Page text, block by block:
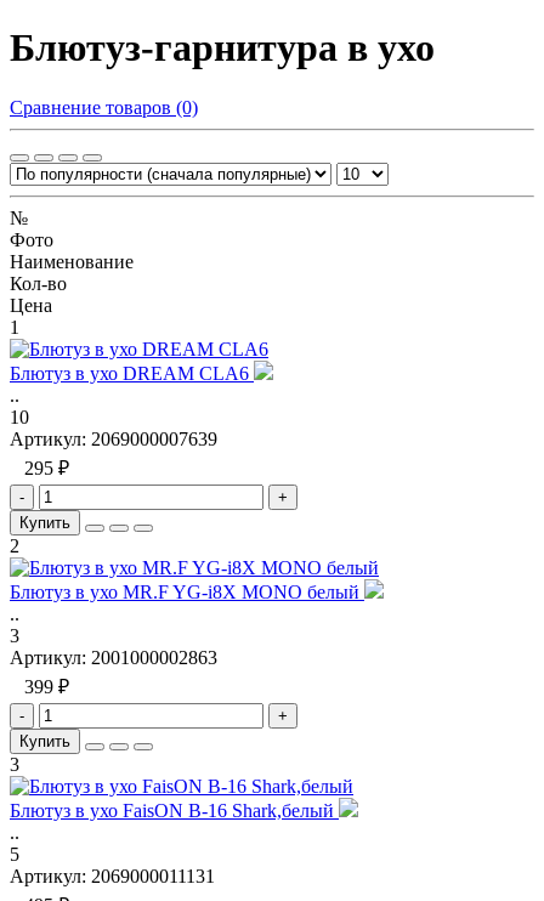
Блютуз-гарнитура в ухо
Сравнение товаров (0)
№
Фото
Наименование
Кол-во
Цена
1
Блютуз в ухо DREAM CLA6
..
10
Артикул: 2069000007639
295 ₽
-
+
Купить
2
Блютуз в ухо MR.F YG-i8X MONO белый
..
3
Артикул: 2001000002863
399 ₽
-
+
Купить
3
Блютуз в ухо FaisON B-16 Shark,белый
..
5
Артикул: 2069000011131